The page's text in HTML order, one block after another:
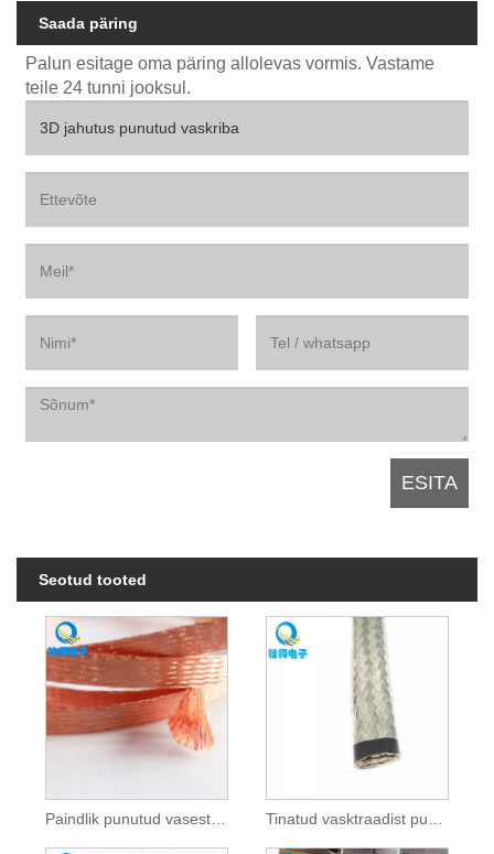
Saada päring
Palun esitage oma päring allolevas vormis. Vastame
teile 24 tunni jooksul.
Seotud tooted
Paindlik punutud vasest traatvõrgust toru